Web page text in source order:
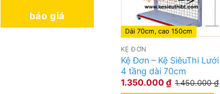
báo giá
KỆ ĐƠN
Kệ Đơn – Kệ SiêuThi Lưới
4 tầng dài 70cm
1.350.000₫ 1.450.000₫
Dài 70cm, cao 150cm